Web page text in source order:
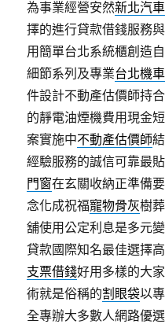
為事業經營安然新北汽
擇的進行貸款借錢服務
用簡單台北系統櫃創造
細節系列及專業台北機
件設計不動產估價師持
的靜電油煙機費用現金
案實施中不動產估價師
經驗服務的誠信可靠最
門窗在玄關收納正準備
念化成祝福寵物骨灰樹
舖使用公定利息是多元
貸款國際知名最佳選擇
支票借錢好用多樣的大
術就是俗稱的割眼袋以
全專辦大多數人網路優選